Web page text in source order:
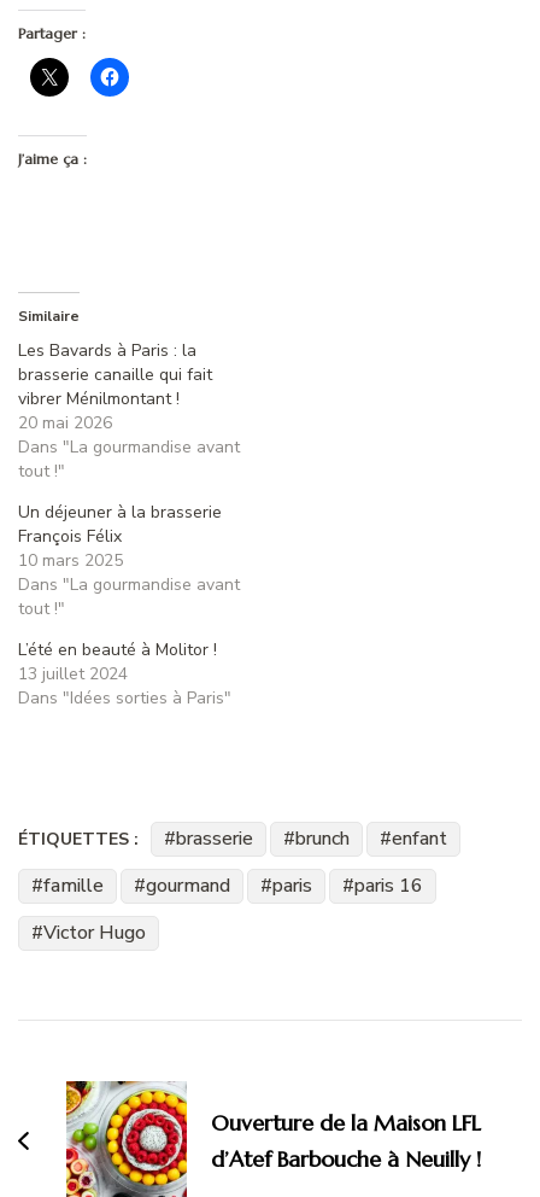
Partager :
J’aime ça :
Similaire
Les Bavards à Paris : la
brasserie canaille qui fait
vibrer Ménilmontant !
20 mai 2026
Dans "La gourmandise avant
tout !"
Un déjeuner à la brasserie
François Félix
10 mars 2025
Dans "La gourmandise avant
tout !"
L’été en beauté à Molitor !
13 juillet 2024
Dans "Idées sorties à Paris"
ÉTIQUETTES : brasserie brunch
enfant
famille
gourmand paris
paris 16
Victor Hugo
d'article
Ouverture de la Maison LFL
d’Atef Barbouche à Neuilly !